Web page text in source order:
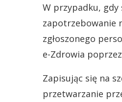
W przypadku, gdy
zapotrzebowanie
zgłoszonego
e-Zdrowia
Zapisując się na
przetwarzanie